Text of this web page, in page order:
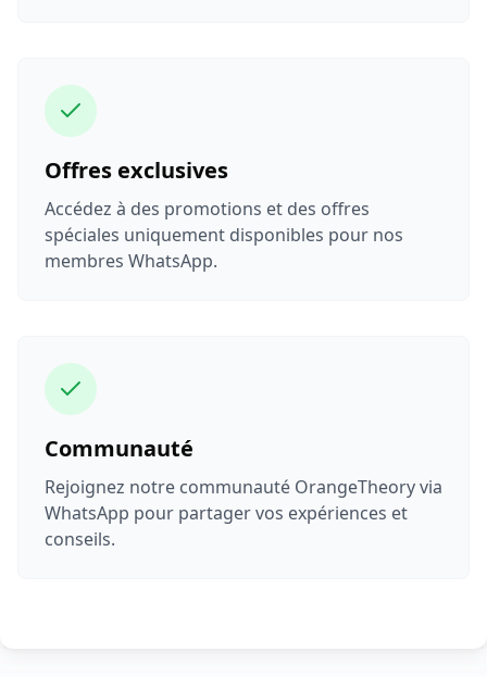
Offres exclusives
Accédez à des promotions et des offres
spéciales uniquement disponibles pour nos
membres WhatsApp.
Communauté
Rejoignez notre communauté OrangeTheory via
WhatsApp pour partager vos expériences et
conseils.